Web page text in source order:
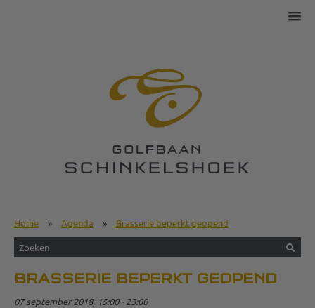
Home » Agenda » Brasserie beperkt geopend
BRASSERIE BEPERKT GEOPEND
07 september 2018, 15:00 - 23:00